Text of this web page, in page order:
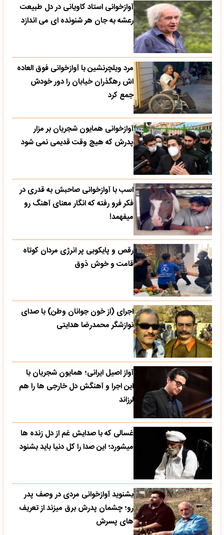
آوازخوانی استاد کاویانی در دل طبیعت
رعشه به جان هر شنونده ای می اندازد
مرد ویلچرنشین با آوازخوانی فوق العاده
اش رهگذران خیابان را دور خودش
جمع کرد
آوازخوانی همایون شجریان بر مزار
پدرش که هیچ وقت قدیمی نمی شود
اسب با آوازخوانی صاحبش به قدری در
فکر فرو رفته که انگار معنای آهنگ رو
میفهمد!
رقص و پایکوبی پر انرژی مردان کوتاه
قامت و خوش ذوق
اجرای (از خون جوانان وطن) با صدای
نوازشگر محمدرضا هدایتی
آواز اصیل ایرانی؛ همایون شجریان با
این اجرا و آهنگش دل خارجی ها را هم
لرزاند
غسالی که با صدایش غم از دل زنده ها
میشورد؛ این صدا را کل دنیا باید بشنود
بشنوید آوازخوانی مردی در وصف پدر
رو؛ چشمان پدرش برق میزند از تعریف
های پسرش